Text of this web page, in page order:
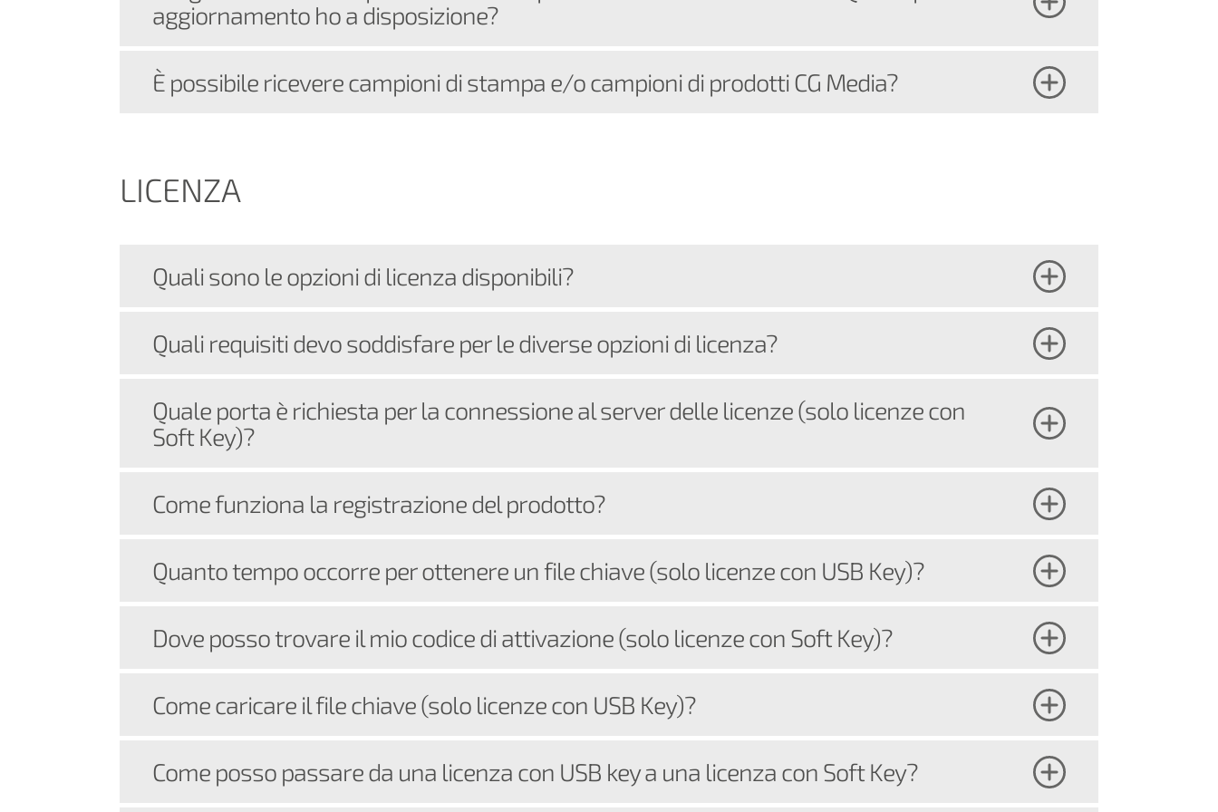
aggiornamento ho a disposizione?
È possibile ricevere campioni di stampa e/o campioni di prodotti CG Media?
LICENZA
Quali sono le opzioni di licenza disponibili?
Quali requisiti devo soddisfare per le diverse opzioni di licenza?
Quale porta è richiesta per la connessione al server delle licenze (solo licenze con
Soft Key)?
Come funziona la registrazione del prodotto?
Quanto tempo occorre per ottenere un file chiave (solo licenze con USB Key)?
Dove posso trovare il mio codice di attivazione (solo licenze con Soft Key)?
Come caricare il file chiave (solo licenze con USB Key)?
Come posso passare da una licenza con USB key a una licenza con Soft Key?